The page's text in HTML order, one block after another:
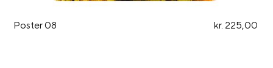
Poster 08 kr. 225,00